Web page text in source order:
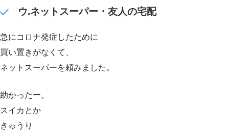
ウ.ネットスーパー・友人の宅配
急にコロナ発症したために
買い置きがなくて、
ネットスーパーを頼みました。
助かったー。
スイカとか
きゅうり